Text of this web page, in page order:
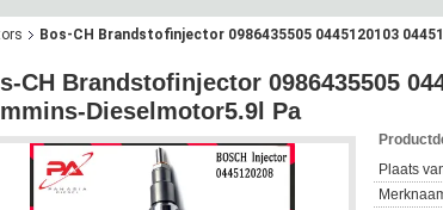
Bos-CH Brandstofinjector 0986435505 0445120103
CH Brandstofinjector 0986435505
Dieselmotor5.9l Pa
Plaats